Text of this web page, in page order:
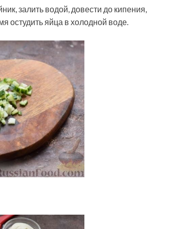
залить водой, довести до кипения,
остудить яйца в холодной воде.